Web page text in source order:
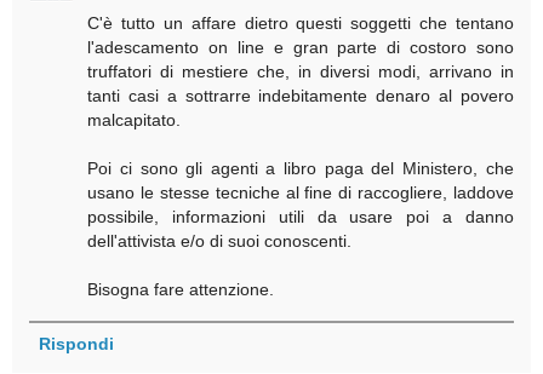
C'è tutto un affare dietro questi soggetti che tentano
l'adescamento on line e gran parte di costoro sono
truffatori di mestiere che, in diversi modi, arrivano in
tanti casi a sottrarre indebitamente denaro al povero
malcapitato.
Poi ci sono gli agenti a libro paga del Ministero, che
usano le stesse tecniche al fine di raccogliere, laddove
possibile, informazioni utili da usare poi a danno
dell'attivista e/o di suoi conoscenti.
Bisogna fare attenzione.
Rispondi